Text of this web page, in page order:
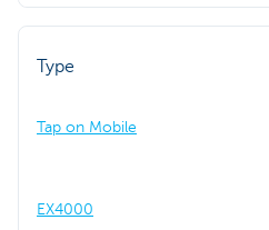
Type
Tap on Mobile
EX4000